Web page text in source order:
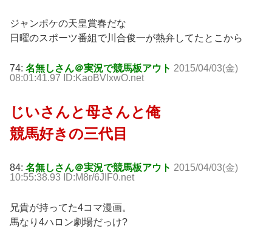
ジャンポケの天皇賞春だな
日曜のスポーツ番組で川合俊一が熱弁してたとこから
74: 名無しさん＠実況で競馬板アウト 2015/04/03(金)
08:01:41.97 ID:KaoBVlxwO.net
じいさんと母さんと俺
競馬好きの三代目
84: 名無しさん＠実況で競馬板アウト 2015/04/03(金)
10:55:38.93 ID:M8r/6JIF0.net
兄貴が持ってた4コマ漫画。
馬なり4ハロン劇場だっけ?